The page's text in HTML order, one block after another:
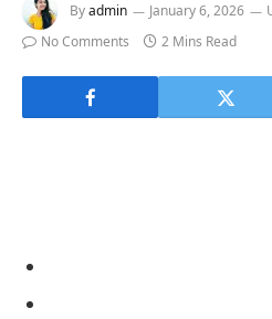
Byadmin January 6, 2026
No Comments
2 Mins Read